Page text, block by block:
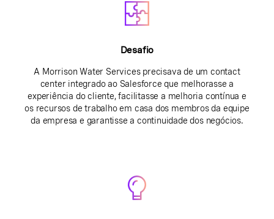
Desafio
A Morrison Water Services precisava de um contact
center integrado ao Salesforce que melhorasse a
experiência do cliente, facilitasse a melhoria contínua e
os recursos de trabalho em casa dos membros da equipe
da empresa e garantisse a continuidade dos negócios.